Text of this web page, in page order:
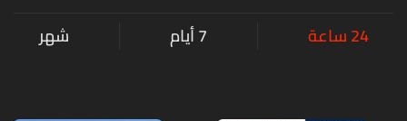
24 ساعة 7 أيام شهر